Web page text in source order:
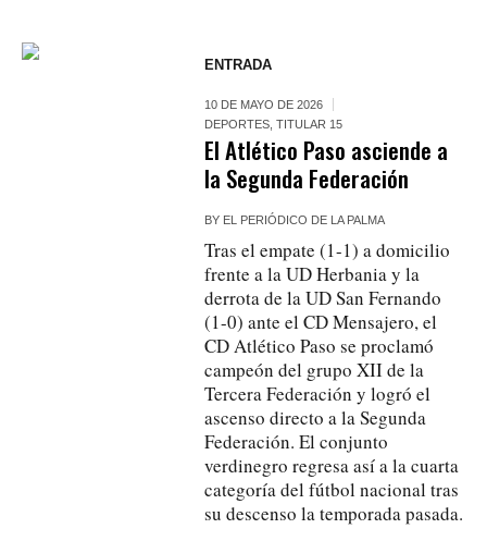
ENTRADA
10 DE MAYO DE 2026
DEPORTES ,TITULAR 15
El Atlético Paso asciende a
la Segunda Federación
BY EL PERIÓDICO DE LA PALMA
Tras el empate (1-1) a domicilio
frente a la UD Herbania y la
derrota de la UD San Fernando
(1-0) ante el CD Mensajero, el
CD Atlético Paso se proclamó
campeón del grupo XII de la
Tercera Federación y logró el
ascenso directo a la Segunda
Federación. El conjunto
verdinegro regresa así a la cuarta
categoría del fútbol nacional tras
su descenso la temporada pasada.